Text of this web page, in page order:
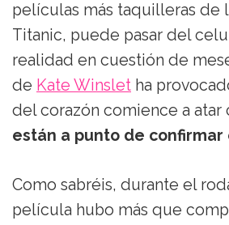
películas más taquilleras de
Titanic, puede pasar del
realidad en cuestión de
de Kate Winslet ha
del corazón comience a atar
están a punto de confirmar
Como sabréis, durante el
película hubo más que